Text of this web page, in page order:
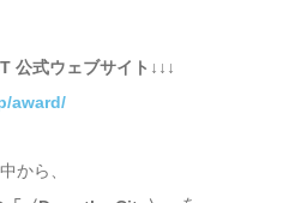
公式ウェブサイト↓↓↓
award/
から、